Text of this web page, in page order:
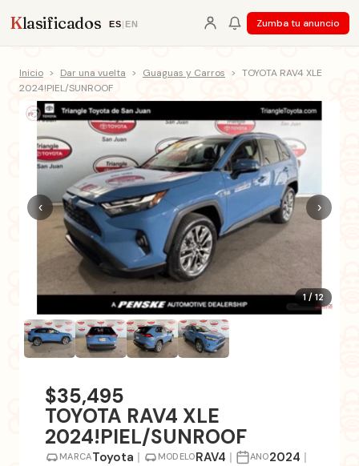
Klasificados ES| EN Zumba tu anuncio
Inicio > Dar una vuelta > Guaguas y Carros > TOYOTA RAV4 XLE
2024!PIEL/SUNROOF
1 / 12
‹ ›
$35,495
TOYOTA RAV4 XLE
2024!PIEL/SUNROOF
MARCAToyota | MODELORAV4 | ANO2024 |